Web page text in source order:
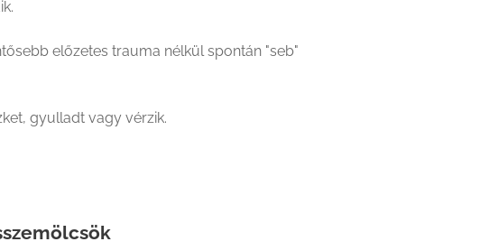
előzetes trauma nélkül spontán "seb"
gyulladt vagy vérzik.